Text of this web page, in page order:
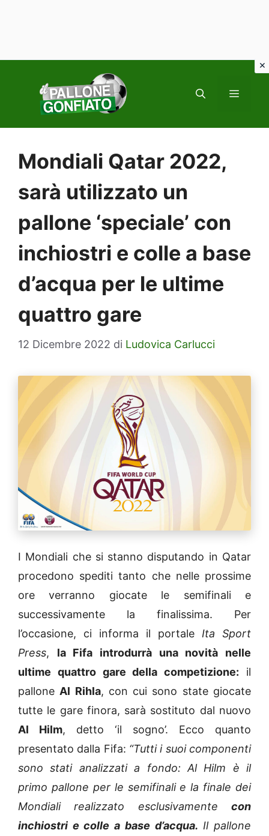
contenuto
MENU
Mondiali Qatar 2022,
sarà utilizzato un
pallone ‘speciale’ con
inchiostri e colle a base
d’acqua per le ultime
quattro gare
12 Dicembre 2022 di Ludovica Carlucci
I Mondiali che si stanno disputando in Qatar
procedono spediti tanto che nelle prossime
ore verranno giocate le semifinali e
successivamente la finalissima. Per
l’occasione, ci informa il portale Ita Sport
Press, la Fifa introdurrà una novità nelle
ultime quattro gare della competizione: il
pallone Al Rihla, con cui sono state giocate
tutte le gare finora, sarà sostituto dal nuovo
Al Hilm, detto ‘il sogno’. Ecco quanto
presentato dalla Fifa: “Tutti i suoi componenti
sono stati analizzati a fondo: Al Hilm è il
primo pallone per le semifinali e la finale dei
Mondiali realizzato esclusivamente con
inchiostri e colle a base d’acqua. Il pallone